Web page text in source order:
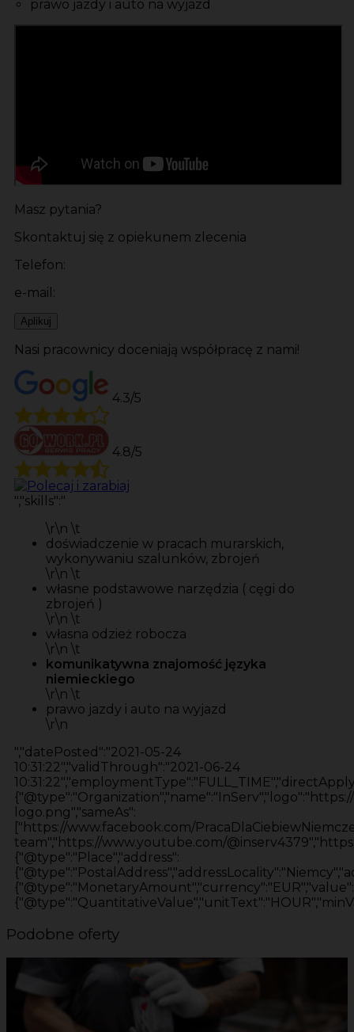
prawo jazdy i auto na wyjazd
Masz pytania?
Skontaktuj się z opiekunem zlecenia
Telefon:
e-mail:
Aplikuj
Nasi pracownicy doceniają współpracę z nami!
4.3/5
4.8/5
","skills":"
\r\n \t
doświadczenie w pracach murarskich,
wykonywaniu szalunków, zbrojeń
\r\n \t
własne podstawowe narzędzia ( cęgi do
zbrojeń )
\r\n \t
własna odzież robocza
\r\n \t
komunikatywna znajomość języka
niemieckiego
\r\n \t
prawo jazdy i auto na wyjazd
\r\n
","datePosted":"2021-05-24
10:31:22","validThrough":"2021-06-24
logo.png","sameAs":
["https://www.facebook.com/
team","https://www.youtube.com/
{"@type":"Place","address":
{"@type":"MonetaryAmount","currency":"EUR","value":
Podobne oferty